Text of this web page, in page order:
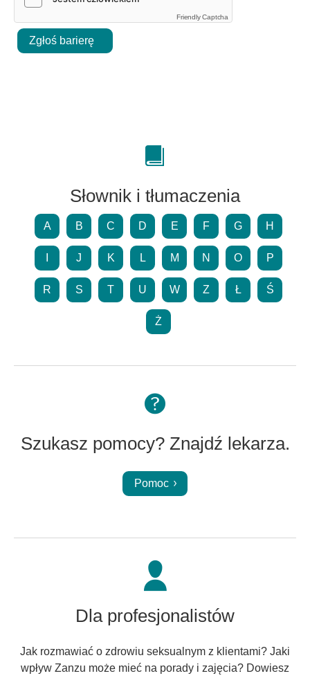
Friendly Captcha
Zgłoś barierę
Słownik i tłumaczenia
A B C D E F G H
J K L M N O P
R S T U W Z Ł Ś
Ż
Szukasz pomocy? Znajdź lekarza.
Pomoc
Dla profesjonalistów
Jak rozmawiać o zdrowiu seksualnym z klientami? Jaki
wpływ Zanzu może mieć na porady i zajęcia? Dowiesz